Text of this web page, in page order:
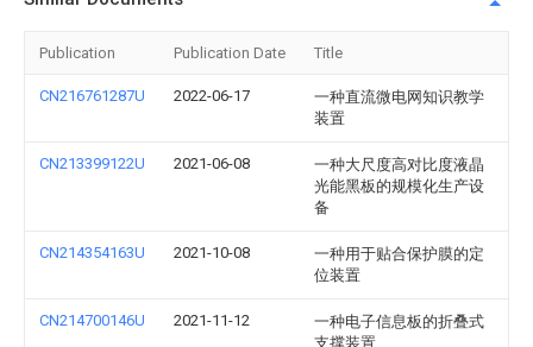
Publication Publication Date Title
CN216761287U 2022-06-17
一种直流微电网知识教学
装置
CN213399122U 2021-06-08
一种大尺度高对比度液晶
光能黑板的规模化生产设
备
CN214354163U 2021-10-08
一种用于贴合保护膜的定
位装置
CN214700146U 2021-11-12
一种电子信息板的折叠式
支撑装置